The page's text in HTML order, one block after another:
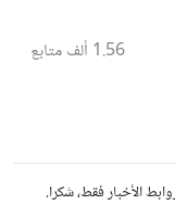
1.56 ألف متابع
الأخبار فقط، شكرا.